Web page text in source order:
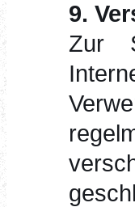
9.
Zur